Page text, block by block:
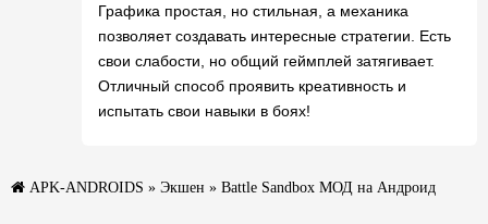
Графика простая, но стильная, а механика
позволяет создавать интересные стратегии. Есть
свои слабости, но общий геймплей затягивает.
Отличный способ проявить креативность и
испытать свои навыки в боях!
APK-ANDROIDS » Экшен » Battle Sandbox МОД на Андроид